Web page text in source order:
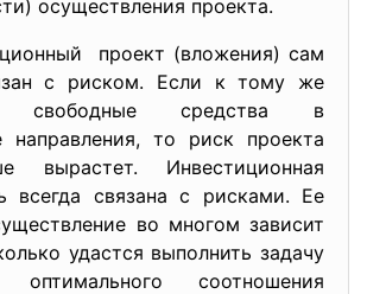
осуществления проекта.
проект (вложения) сам
с риском. Если к тому же
свободные средства в
направления, то риск проекта
вырастет. Инвестиционная
всегда связана с рисками. Ее
во многом зависит
удастся выполнить задачу
оптимального соотношения